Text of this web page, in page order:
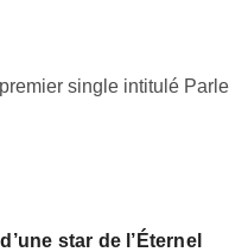
star de l’Éternel